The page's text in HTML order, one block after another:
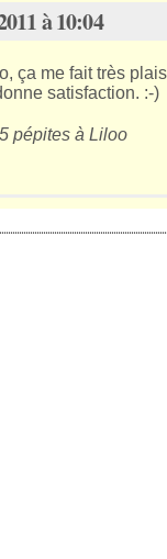
à 10:04
ça me fait très
satisfaction. :-)
pépites à Liloo